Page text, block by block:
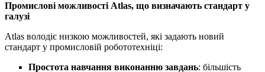
Промислові можливості Atlas, що визначають стандарт у
галузі
Atlas володіє низкою можливостей, які задають новий
стандарт у промисловій робототехніці:
Простота навчання виконанню завдань: більшість